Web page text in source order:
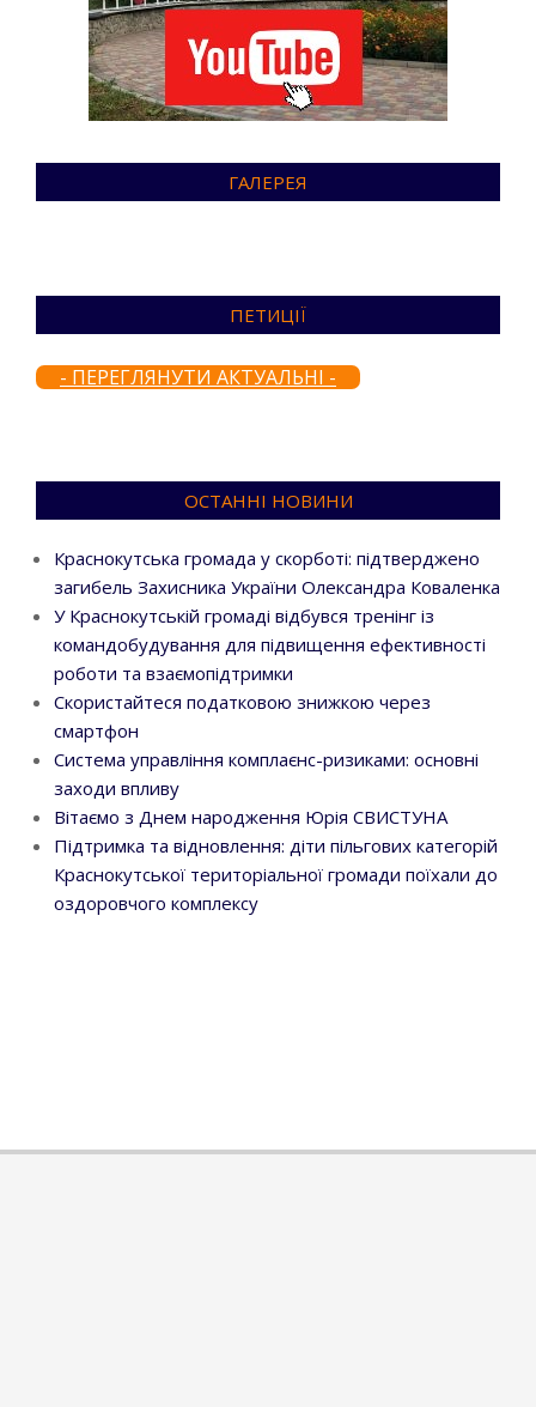
ГАЛЕРЕЯ
ПЕТИЦІЇ
- ПЕРЕГЛЯНУТИ АКТУАЛЬНІ -
ОСТАННІ НОВИНИ
Краснокутська громада у скорботі: підтверджено
загибель Захисника України Олександра Коваленка
У Краснокутській громаді відбувся тренінг із
командобудування для підвищення ефективності
роботи та взаємопідтримки
Скористайтеся податковою знижкою через
смартфон
Система управління комплаєнс-ризиками: основні
заходи впливу
Вітаємо з Днем народження Юрія СВИСТУНА
Підтримка та відновлення: діти пільгових категорій
Краснокутської територіальної громади поїхали до
оздоровчого комплексу